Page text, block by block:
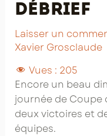
débrief
Laisser un
Xavier Grosclaude
Vues : 205
Encore un beau
journée de Coupe
deux victoires et
équipes.